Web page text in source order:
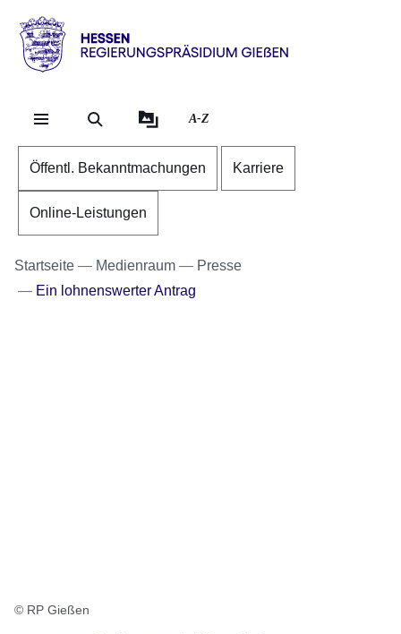
Direkt zum Kopf der
Direkt zum Inhalt
Direkt zum Fuß der
Hessen
RP
A-Z
Öffentl. Bekanntmachungen Karriere
Online-Leistungen
Startseite Medienraum
Presse
Ein lohnenswerter Antrag
© RP Gießen